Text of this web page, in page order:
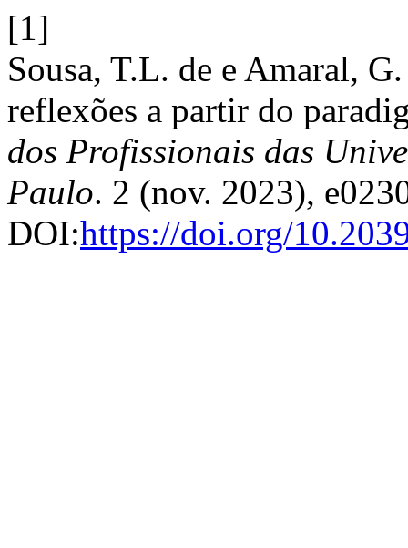
[1]
Sousa, T.L. de e Amaral,
reflexões a partir do
dos Profissionais das
Paulo. 2 (nov. 2023),
DOI:https://doi.org/